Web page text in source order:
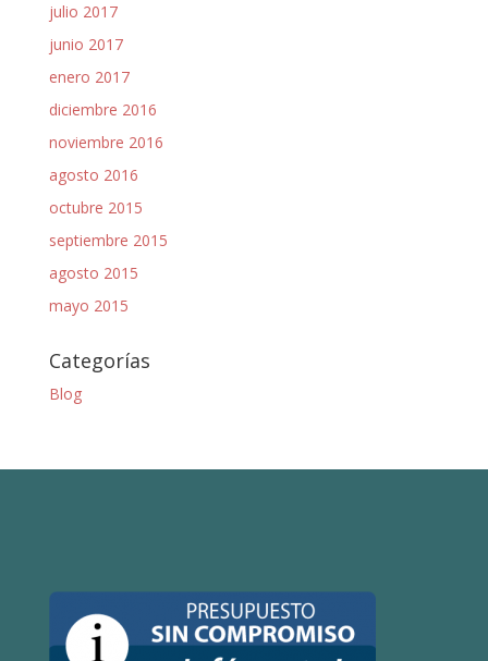
julio 2017
junio 2017
enero 2017
diciembre 2016
noviembre 2016
agosto 2016
octubre 2015
septiembre 2015
agosto 2015
mayo 2015
Categorías
Blog